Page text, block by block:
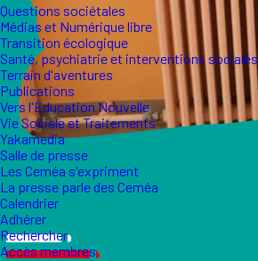
Questions sociétales
Médias et Numérique libre
Transition écologique
Santé, psychiatrie et interventions sociales
Terrain d'aventures
Publications
Vers l'Éducation Nouvelle
Vie Sociale et Traitements
Yakamedia
Salle de presse
Les Ceméa s'expriment
La presse parle des Ceméa
Calendrier
Adhérer
Rechercher
Accès membres